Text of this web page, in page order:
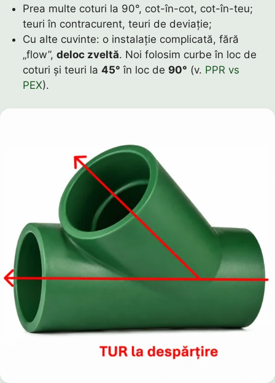
Prea multe coturi la 90°, cot-în-cot, cot-în-teu;
teuri în contracurent, teuri de deviație;
Cu alte cuvinte: o instalație complicată, fără
„flow”,deloc zveltă. Noi folosim curbe în loc de
coturi și teuri la45° în loc de 90° (v. PPR vs
PEX).